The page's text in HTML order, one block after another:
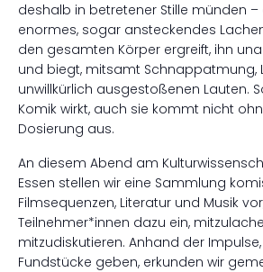
deshalb in betretener Stille münden
enormes, sogar ansteckendes
den gesamten Körper ergreift, ihn
und biegt, mitsamt Schnappatmung,
unwillkürlich ausgestoßenen Lauten.
Komik wirkt, auch sie kommt nicht
Dosierung aus.
An diesem Abend am
Essen stellen wir eine Sammlung
Filmsequenzen, Literatur und Musik
Teilnehmer*innen dazu ein,
mitzudiskutieren. Anhand der
Fundstücke geben, erkunden wir